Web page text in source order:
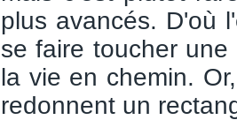
plus avancés. D'où
se faire toucher
la vie en chemin.
redonnent un